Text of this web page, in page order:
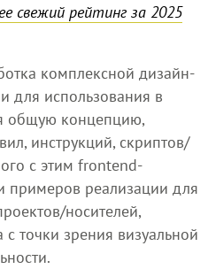
свежий рейтинг за 2025
комплексной дизайн-
для использования в
общую концепцию,
инструкций, скриптов/
с этим frontend-
примеров реализации для
носителей,
точки зрения визуальной